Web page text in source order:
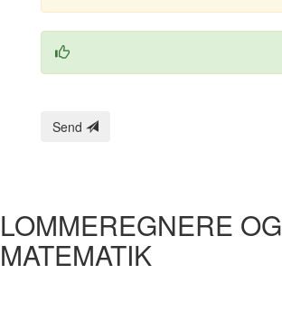
Send
LOMMEREGNERE OG
MATEMATIK